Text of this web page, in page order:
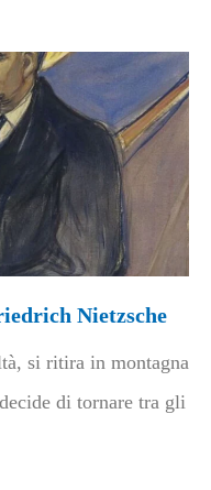
Nietzsche
si ritira in montagna
di tornare tra gli